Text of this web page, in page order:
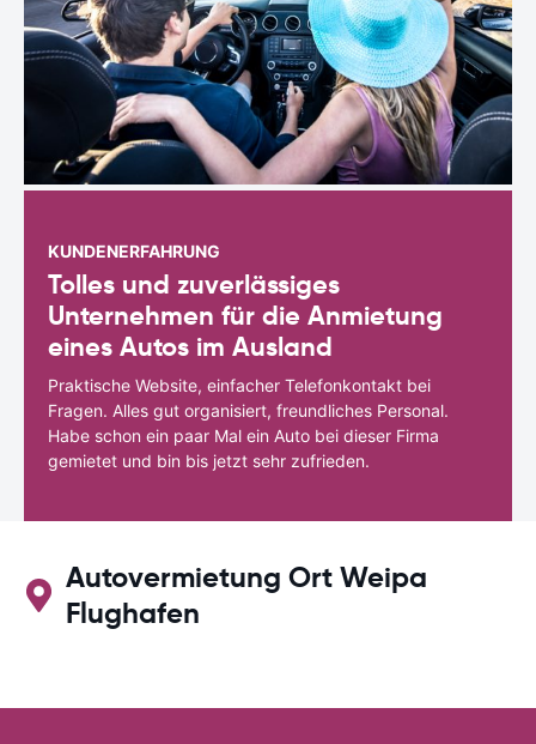
KUNDENERFAHRUNG
Tolles und zuverlässiges
Unternehmen für die Anmietung
eines Autos im Ausland
Praktische Website, einfacher Telefonkontakt bei
Fragen. Alles gut organisiert, freundliches Personal.
Habe schon ein paar Mal ein Auto bei dieser Firma
gemietet und bin bis jetzt sehr zufrieden.
Autovermietung Ort Weipa
Flughafen